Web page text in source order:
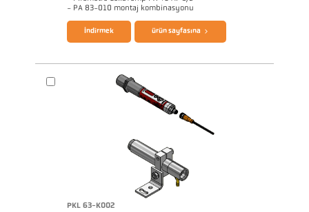
- PA 83-010 montaj kombinasyonu
İndirmek ürün sayfasına
PKL 63-K002